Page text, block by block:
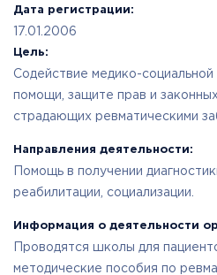
Дата регистрации:
17.01.2006
Цель:
Содействие медико-социальной
помощи, защите прав и
страдающих ревматическими
Направления деятельности:
Помощь в получении
реабилитации, социализации.
Информация о деятельности
Проводятся школы для
методические пособия по